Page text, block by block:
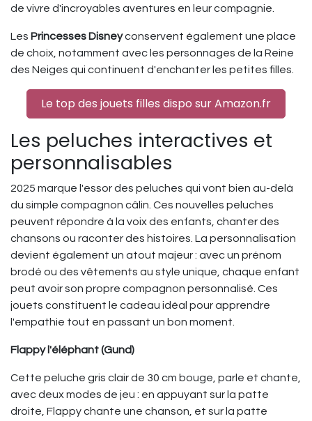
de vivre d'incroyables aventures en leur compagnie.
Les Princesses Disneyconservent également une place
de choix, notamment avec les personnages de la Reine
des Neiges qui continuent d'enchanter les petites filles.
Le top des jouets filles dispo sur Amazon.fr
Les peluches interactives et
personnalisables
2025 marque l'essor des peluches qui vont bien au-delà
du simple compagnon câlin. Ces nouvelles peluches
peuvent répondre à la voix des enfants, chanter des
chansons ou raconter des histoires. La personnalisation
devient également un atout majeur : avec un prénom
brodé ou des vêtements au style unique, chaque enfant
peut avoir son propre compagnon personnalisé. Ces
jouets constituent le cadeau idéal pour apprendre
l'empathie tout en passant un bon moment.
Flappy l'éléphant (Gund)
Cette peluche gris clair de 30 cm bouge, parle et chante,
avec deux modes de jeu : en appuyant sur la patte
droite, Flappy chante une chanson, et sur la patte